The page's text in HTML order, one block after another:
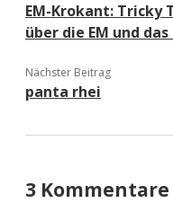
EM-Krokant: Tricky
über die EM und
Nächster Beitrag
panta rhei
3 Kommentare